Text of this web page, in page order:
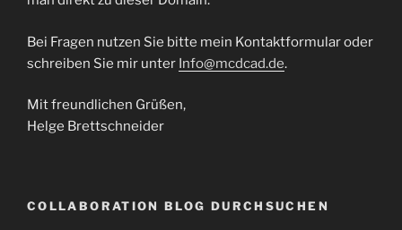
Bei Fragen nutzen Sie bitte mein Kontaktformular oder
schreiben Sie mir unter Info@mcdcad.de.
Mit freundlichen Grüßen,
Helge Brettschneider
COLLABORATION BLOG DURCHSUCHEN